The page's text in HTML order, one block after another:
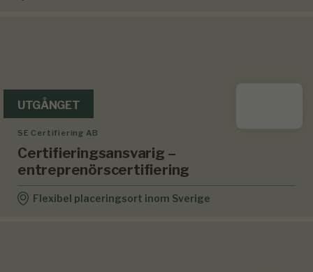
UTGÅNGET
SE Certifiering AB
Certifieringsansvarig –
entreprenörscertifiering
Flexibel placeringsort inom Sverige